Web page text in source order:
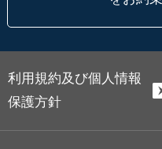
利用規約及び個人情報
保護方針